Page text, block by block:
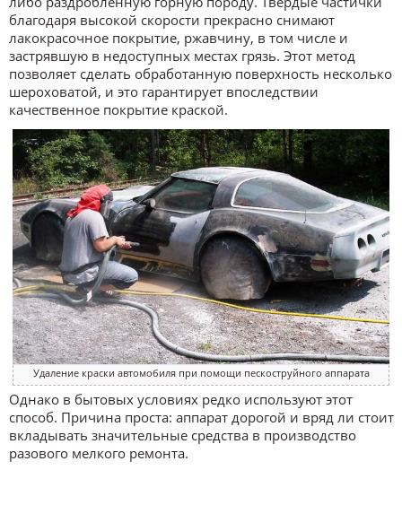
благодаря высокой скорости прекрасно снимают
лакокрасочное покрытие, ржавчину, в том числе и
застрявшую в недоступных местах грязь. Этот метод
позволяет сделать обработанную поверхность несколько
шероховатой, и это гарантирует впоследствии
качественное покрытие краской.
Удаление краски автомобиля при помощи пескоструйного аппарата
Однако в бытовых условиях редко используют этот
способ. Причина проста: аппарат дорогой и вряд ли стоит
вкладывать значительные средства в производство
разового мелкого ремонта.